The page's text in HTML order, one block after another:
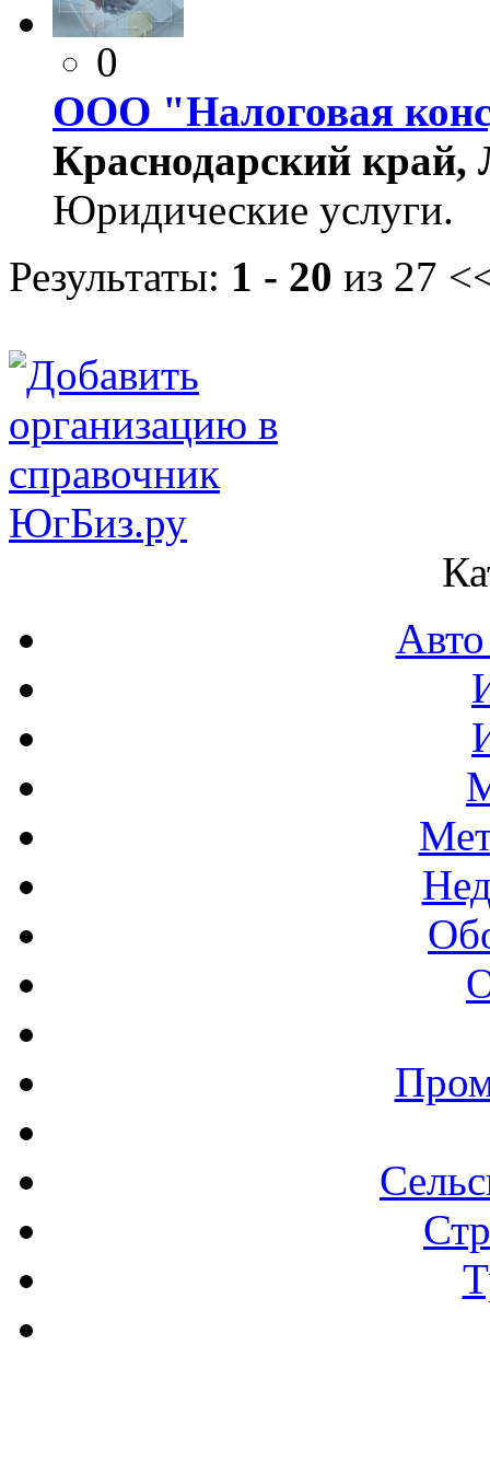
0
ООО "Налоговая
Краснодарский край,
Юридические услуги.
Результаты: 1 - 20 из 27